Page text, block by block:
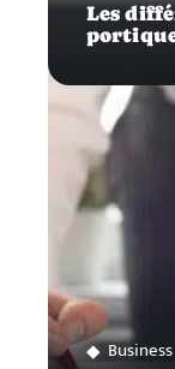
Les
Business